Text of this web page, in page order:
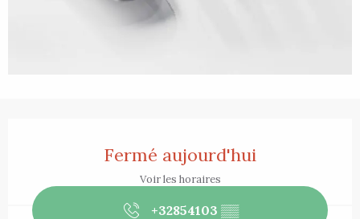
Fermé aujourd'hui
Voir les horaires
+32854103 ▒▒